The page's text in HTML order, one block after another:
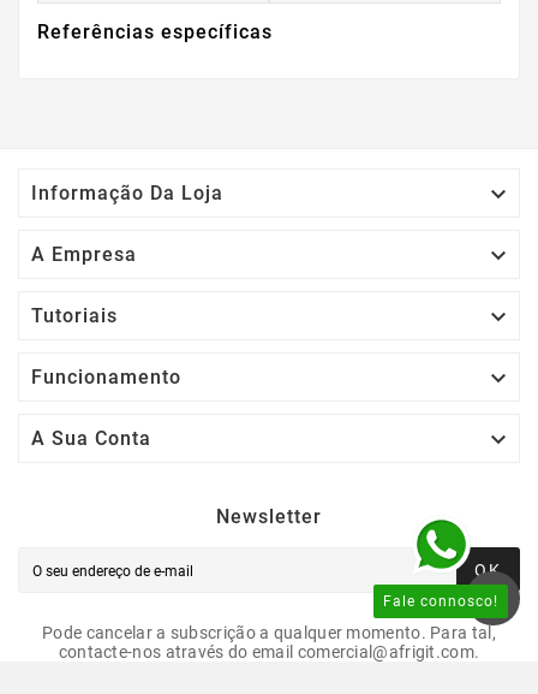
Referências específicas
Informação Da Loja 
A Empresa 
Tutoriais 
Funcionamento 
A Sua Conta 
Newsletter
OK
Pode cancelar a subscrição a qualquer momento. Para tal,
contacte-nos através do email comercial@afrigit.com.
Fale connosco!